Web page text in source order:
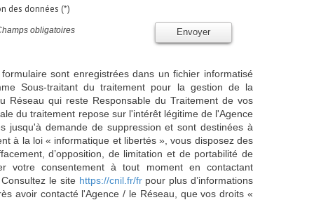
des données (*)
Envoyer
obligatoires
sont enregistrées dans un fichier informatisé
Sous-traitant du traitement pour la gestion de la
Réseau qui reste Responsable du Traitement de vos
du traitement repose sur l'intérêt légitime de l'Agence
jusqu'à demande de suppression et sont destinées à
à la loi « informatique et libertés », vous disposez des
d’opposition, de limitation et de portabilité de
votre consentement à tout moment en contactant
le site https://cnil.fr/frpour plus d’informations
avoir contacté l'Agence / le Réseau, que vos droits «